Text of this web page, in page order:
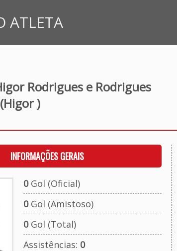
ATLETA
Rodrigues e Rodrigues
(Higor )
INFORMAÇÕES GERAIS
0Gol (Oficial)
0Gol (Amistoso)
0Gol (Total)
Assistências: 0